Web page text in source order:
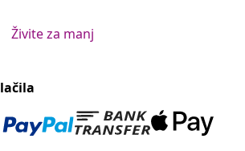
Živite za manj